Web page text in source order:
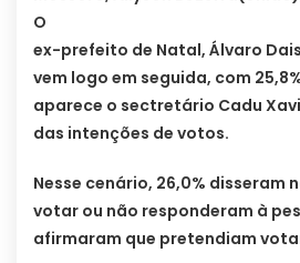
O
ex-prefeito de Natal, Álvaro
vem logo em seguida, com
aparece o sectretário Cadu
das intenções de votos.
Nesse cenário, 26,0% disseram
votar ou não responderam à
afirmaram que pretendiam